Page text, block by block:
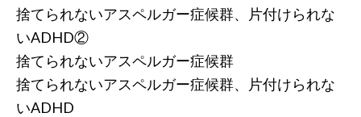
捨てられないアスペルガー症候群、片付けられな
いADHD②
捨てられないアスペルガー症候群
捨てられないアスペルガー症候群、片付けられな
いADHD